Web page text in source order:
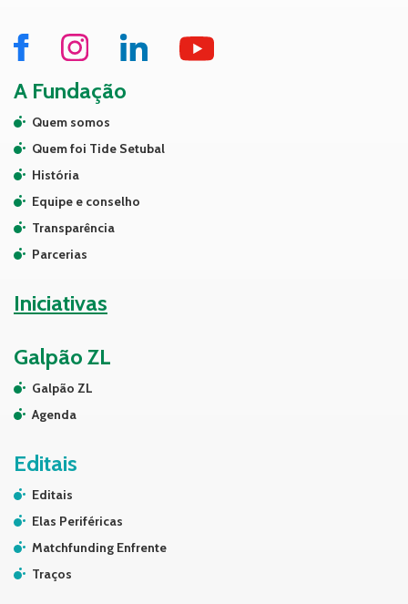
A Fundação
Quem somos
Quem foi Tide Setubal
História
Equipe e conselho
Transparência
Parcerias
Iniciativas
Galpão ZL
Galpão ZL
Agenda
Editais
Editais
Elas Periféricas
Matchfunding Enfrente
Traços